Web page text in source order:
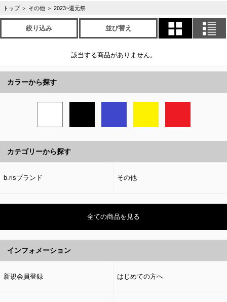
トップ ＞ その他 ＞ 2023~還元祭
絞り込み 並び替え
該当する商品がありません。
カラーから探す
カテゴリーから探す
b.risブランド その他
全ての商品を見る
インフォメーション
新規会員登録 はじめての方へ